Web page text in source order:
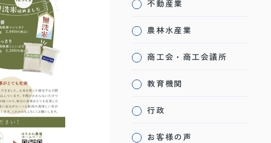
不動産業
農林水産業
商工会・商工会議所
教育機関
行政
お客様の声